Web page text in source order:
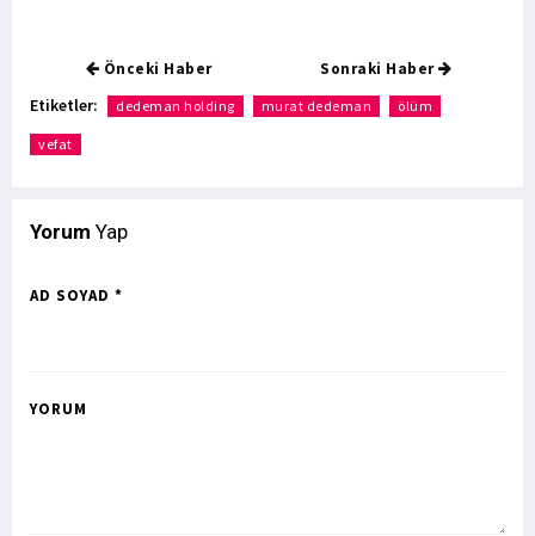
Önceki Haber Sonraki Haber
Etiketler: dedeman holding murat dedeman ölüm
vefat
Yorum Yap
AD SOYAD *
YORUM